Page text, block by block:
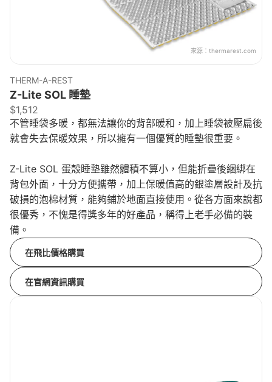
來源： thermarest.com
THERM-A-REST
Z-Lite SOL 睡墊
$1,512
不管睡袋多暖，都無法讓你的背部暖和，加上睡袋被壓扁後
就會失去保暖效果，所以擁有一個優質的睡墊很重要。
Z-Lite SOL 蛋殼睡墊雖然體積不算小，但能折疊後綑綁在
背包外面，十分方便攜帶，加上保暖值高的銀塗層設計及抗
破損的泡棉材質，能夠鋪於地面直接使用。從各方面來說都
很優秀，不愧是得獎多年的好產品，稱得上老手必備的裝
備。
在飛比價格購買
在官網資訊購買